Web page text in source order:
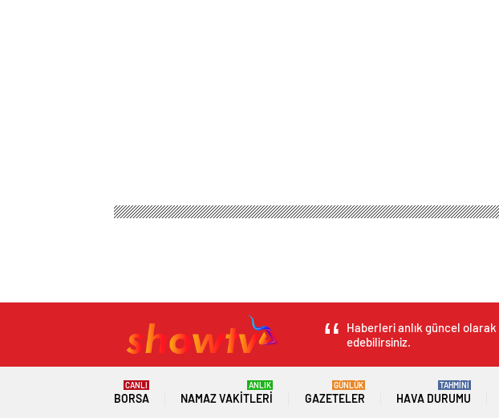
Haberleri anlık güncel
edebilirsiniz.
BORSA
CANLI
NAMAZ VAKITLERI
ANLIK
GAZETELER
GÜNLÜK
HAVA DURUMU
TAHMİNİ